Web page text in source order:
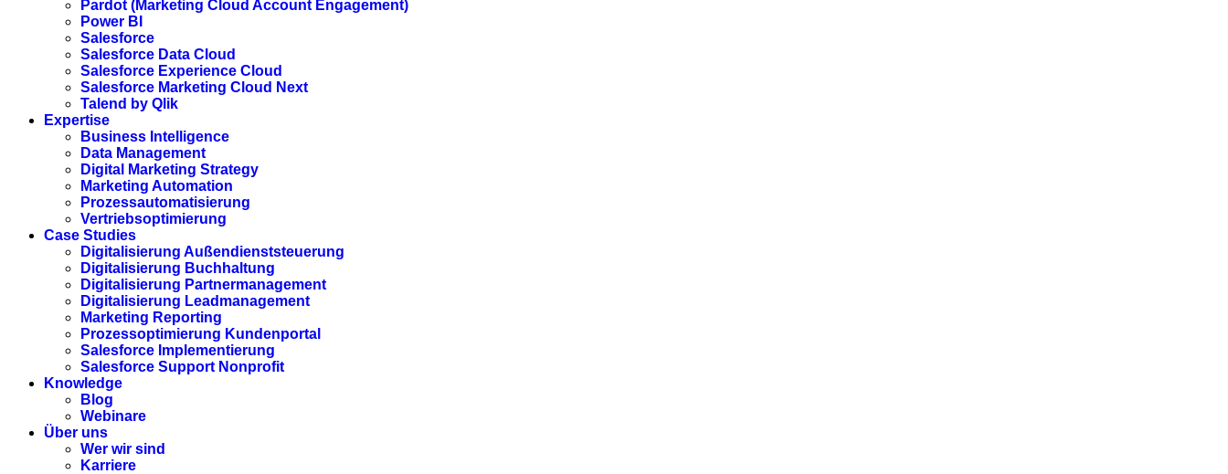
Pardot (Marketing Cloud Account Engagement)
Power BI
Salesforce
Salesforce Data Cloud
Salesforce Experience Cloud
Salesforce Marketing Cloud Next
Talend by Qlik
Expertise
Business Intelligence
Data Management
Digital Marketing Strategy
Marketing Automation
Prozessautomatisierung
Vertriebsoptimierung
Case Studies
Digitalisierung Außendienststeuerung
Digitalisierung Buchhaltung
Digitalisierung Partnermanagement
Digitalisierung Leadmanagement
Marketing Reporting
Prozessoptimierung Kundenportal
Salesforce Implementierung
Salesforce Support Nonprofit
Knowledge
Blog
Webinare
Über uns
Wer wir sind
Karriere